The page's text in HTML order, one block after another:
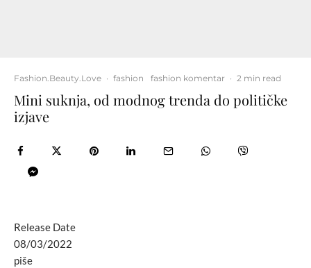
Fashion.Beauty.Love · fashion fashion komentar · 2 min read
Mini suknja, od modnog trenda do političke
izjave
Release Date
08/03/2022
piše